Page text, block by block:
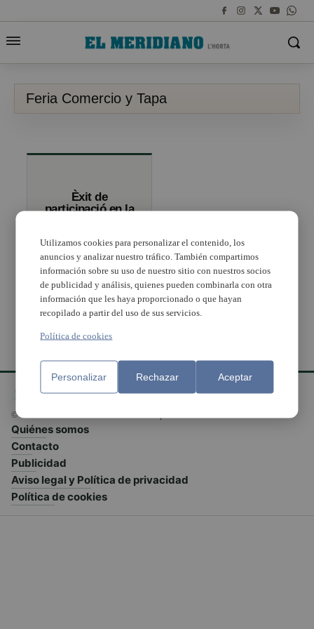
Feria Comercio y Tapa
Èxit de
participació en la
Picassent
© El Meridiano L'Horta 2026 - Valencia - España
Quiénes somos
Contacto
Publicidad
Aviso legal y Política de privacidad
Política de cookies
Utilizamos cookies para personalizar el contenido, los
anuncios y analizar nuestro tráfico. También compartimos
información sobre su uso de nuestro sitio con nuestros socios
de publicidad y análisis, quienes pueden combinarla con otra
información que les haya proporcionado o que hayan
recopilado a partir del uso de sus servicios.
Política de cookies
Personalizar Rechazar Aceptar